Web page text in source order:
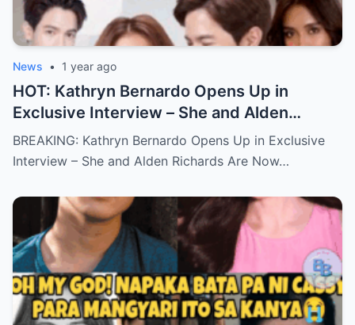
News • 1 year ago
HOT: Kathryn Bernardo Opens Up in
Exclusive Interview – She and Alden
Richards Are Now Officially Together
BREAKING: Kathryn Bernardo Opens Up in Exclusive
Interview – She and Alden Richards Are Now…